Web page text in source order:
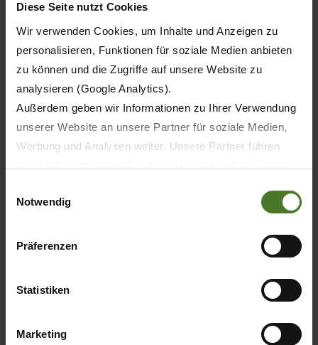
Diese Seite nutzt Cookies
Wir verwenden Cookies, um Inhalte und Anzeigen zu
personalisieren, Funktionen für soziale Medien anbieten
zu können und die Zugriffe auf unsere Website zu
analysieren (Google Analytics).
Außerdem geben wir Informationen zu Ihrer Verwendung
unserer Website an unsere Partner für soziale Medien,
Werbung und Analysen weiter. Unsere Partner führen
sie im Rahmen Ihrer Nutzung der Dienste gesammelt
Wir setzen im Rahmen des Trackings auch Dienstleister
Datenschutzbestimmungen ein, wodurch das Risiko von
behördlichen Zugriffen bzw. von Kontrollverlust bzgl.
Datenschutzhinweise
Notwendig
Präferenzen
Statistiken
Marketing
Estamos a su disposición.
Servicio al cliente
MÁS INFORMACIÓN